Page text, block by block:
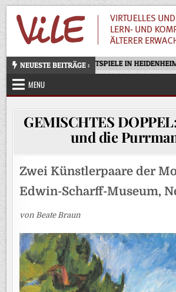
Skip
to
content
NEUESTE BEITRÄGE :
OTELLO – OPERNFESTSPIELE IN HEIDENHEIM
MENU
GEMISCHTES
und die
Zwei Künstlerpaare der
Edwin-Scharff-Museum,
von Beate Braun